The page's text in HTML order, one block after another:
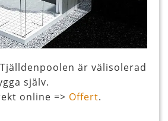
Tjälldenpoolen är välisolerad
själv.
online => Offert.